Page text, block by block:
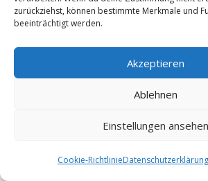
zurückziehst, können bestimmte Merkmale und
beeinträchtigt werden.
Akzeptieren
Ablehnen
Einstellungen ansehen
Cookie-RichtlinieDatenschutzerklärung
Falkenhagen Mark
Frankfurt Oder Kliestow
Steinhöfel bei Fürstenwalde
Frankfurt Oder Hansa Nord
Frankfurt Oder Klingetal
Straupitz